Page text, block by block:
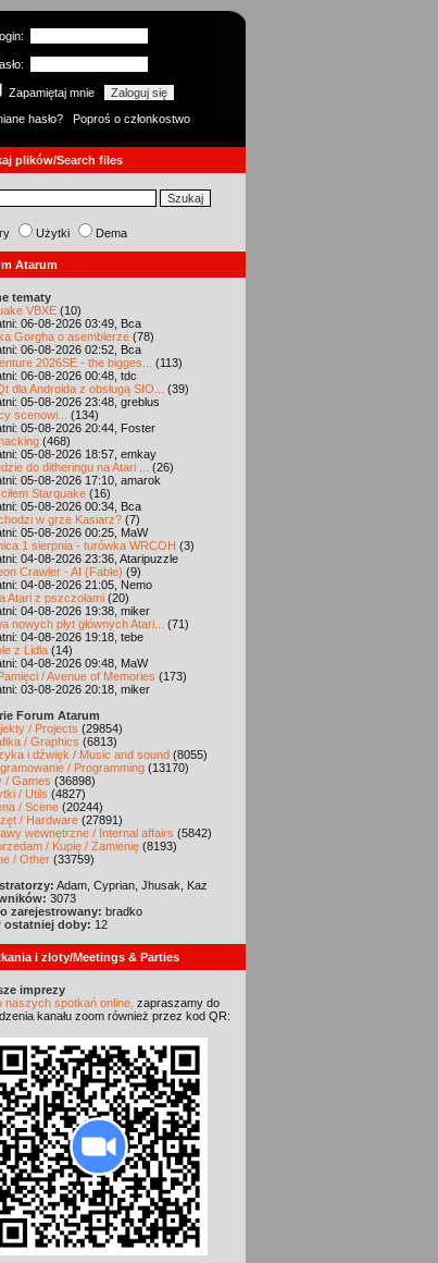
Zapamiętaj mnie
hasło?
Poproś o członkostwo
plików/Search files
Użytki Dema
Atarum
tematy
VBXE (10)
06-08-2026 03:49, Bca
Gorgha o asemblerze (78)
06-08-2026 02:52, Bca
2026SE - the bigges...
(113)
06-08-2026 00:48, tdc
dla Androida z obsługą SIO...
(39)
05-08-2026 23:48, greblus
scenowi...
(134)
05-08-2026 20:44, Foster
(468)
05-08-2026 18:57, emkay
do ditheringu na Atari ...
(26)
05-08-2026 17:10, amarok
Starquake (16)
05-08-2026 00:34, Bca
w grze Kasiarz? (7)
05-08-2026 00:25, MaW
1 sierpnia - turówka WRCOH (3)
04-08-2026 23:36, Ataripuzzle
Crawler - AI (Fable) (9)
04-08-2026 21:05, Nemo
Atari z pszczołami (20)
04-08-2026 19:38, miker
nowych płyt głównych Atari...
(71)
04-08-2026 19:18, tebe
z Lidla (14)
04-08-2026 09:48, MaW
/ Avenue of Memories (173)
03-08-2026 20:18, miker
Forum Atarum
/ Projects (29854)
/ Graphics (6813)
i dźwięk / Music and sound (8055)
/ Programming (13170)
/ Games (36898)
/ Utils (4827)
/ Scene (20244)
/ Hardware (27891)
wewnętrzne / Internal affairs (5842)
/ Kupię / Zamienię (8193)
/ Other (33759)
Adam, Cyprian, Jhusak, Kaz
3073
zarejestrowany: bradko
ostatniej doby: 12
i zloty/Meetings & Parties
imprezy
naszych spotkań online, zapraszamy do
kanału zoom również przez kod QR: